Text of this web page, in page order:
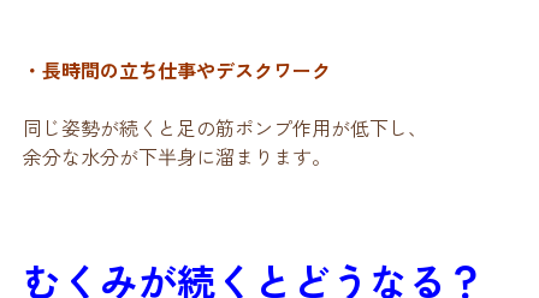
・長時間の立ち仕事やデスクワーク
同じ姿勢が続くと足の筋ポンプ作用が低下し、
余分な水分が下半身に溜まります。
むくみが続くとどうなる？